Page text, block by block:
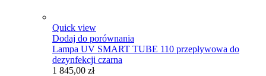
Quick view
Dodaj do porównania
Lampa UV SMART TUBE 110 przepływowa do
dezynfekcji czarna
1 845,00 zł